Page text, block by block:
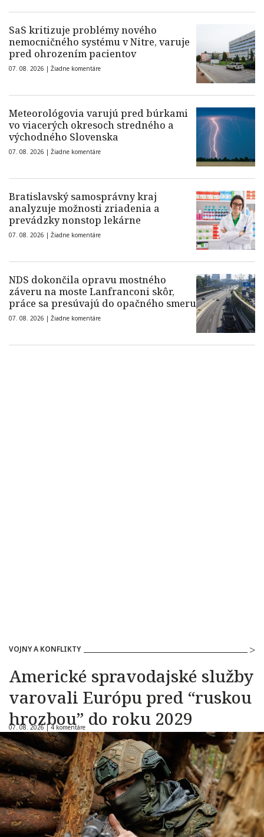
SaS kritizuje problémy nového
nemocničného systému v Nitre, varuje
pred ohrozením pacientov
07. 08. 2026 | Žiadne komentáre
Meteorológovia varujú pred búrkami
vo viacerých okresoch stredného a
východného Slovenska
07. 08. 2026 | Žiadne komentáre
Bratislavský samosprávny kraj
analyzuje možnosti zriadenia a
prevádzky nonstop lekárne
07. 08. 2026 | Žiadne komentáre
NDS dokončila opravu mostného
záveru na moste Lanfranconi skôr,
práce sa presúvajú do opačného smeru
07. 08. 2026 | Žiadne komentáre
VOJNY A KONFLIKTY
Americké spravodajské služby
varovali Európu pred “ruskou
hrozbou” do roku 2029
07. 08. 2026 |4 komentáre